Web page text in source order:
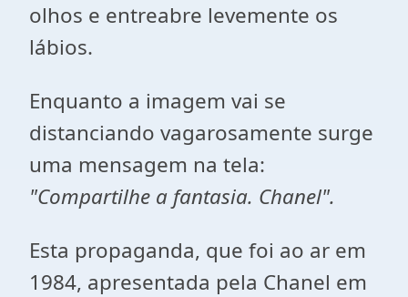
olhos e entreabre levemente os
lábios.
Enquanto a imagem vai se
distanciando vagarosamente surge
uma mensagem na tela:
"Compartilhe a fantasia. Chanel".
Esta propaganda, que foi ao ar em
1984, apresentada pela Chanel em